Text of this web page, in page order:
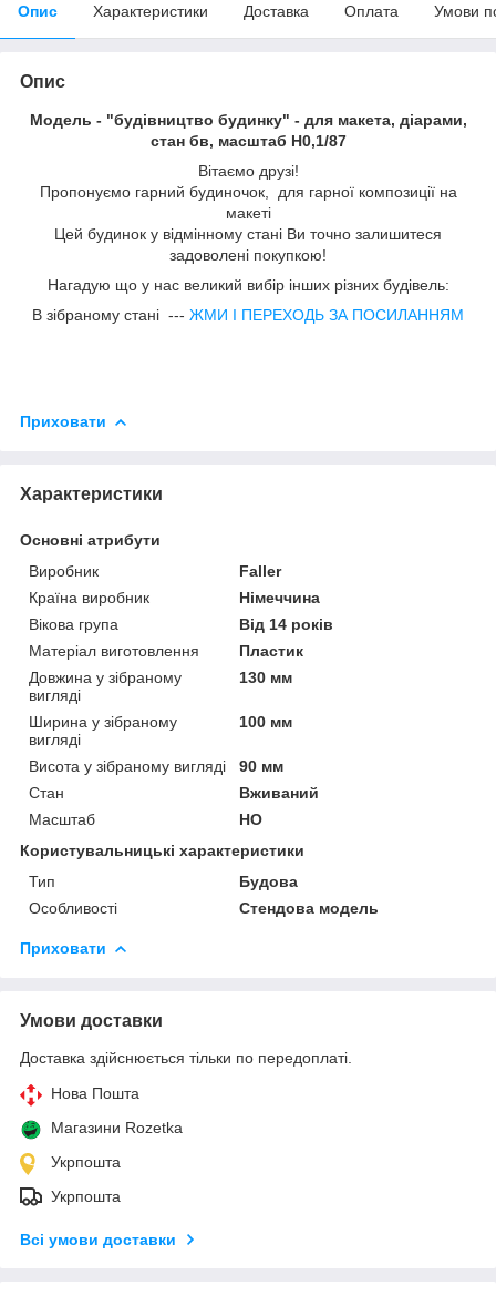
Опис Характеристики Доставка Оплата Умови
Опис
Модель - "будiвництво будинку" - для макета, діарами,
стан бв, масштаб H0,1/87
Вітаємо друзі!
Пропонуємо гарний будиночок, для гарної композиції на
макетi
Цей будинок у відмінному стані Ви точно залишитеся
задоволені покупкою!
Нагадую що у нас великий вибір інших різних будівель:
В зiбраному станi --- ЖМИ I ПЕРЕХОДЬ ЗА ПОСИЛАННЯМ
Приховати
Характеристики
Основні атрибути
Виробник
Faller
Країна виробник
Німеччина
Вікова група
Від 14 років
Матеріал виготовлення
Пластик
Довжина у зібраному
вигляді
130 мм
Ширина у зібраному
вигляді
100 мм
Висота у зібраному вигляді
90 мм
Стан
Вживаний
Масштаб
HO
Користувальницькі характеристики
Тип
Будова
Особливості
Стендова модель
Приховати
Умови доставки
Доставка здійснюється тільки по передоплаті.
Нова Пошта
Магазини Rozetka
Укрпошта
Укрпошта
Всі умови доставки